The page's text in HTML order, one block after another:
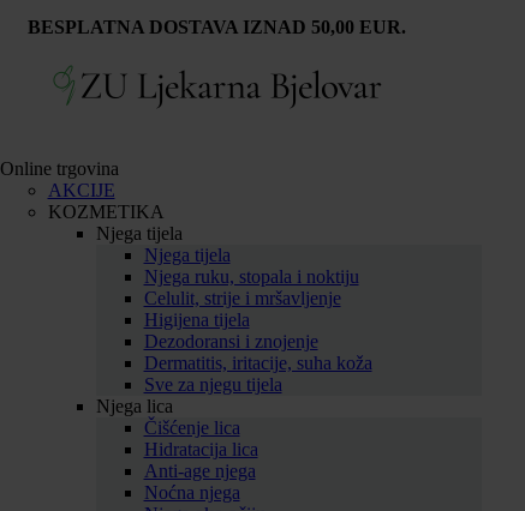
BESPLATNA DOSTAVA IZNAD 50,00 EUR.
Online trgovina
AKCIJE
KOZMETIKA
Njega tijela
Njega tijela
Njega ruku, stopala i noktiju
Celulit, strije i mršavljenje
Higijena tijela
Dezodoransi i znojenje
Dermatitis, iritacije, suha koža
Sve za njegu tijela
Njega lica
Čišćenje lica
Hidratacija lica
Anti-age njega
Noćna njega